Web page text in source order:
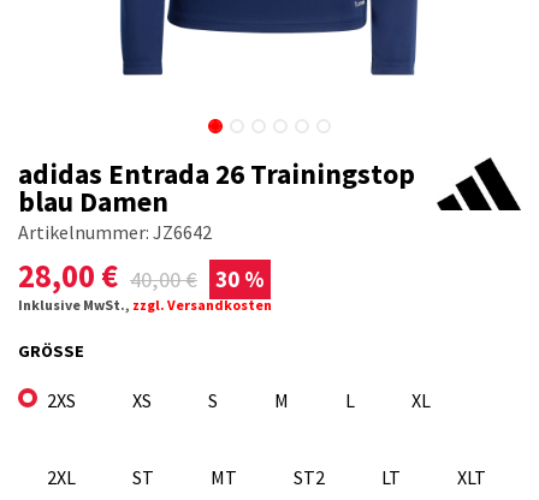
adidas Entrada 26 Trainingstop
blau Damen
Artikelnummer: JZ6642
28,00 € 40,00€ 30 %
Inklusive MwSt., zzgl. Versandkosten
GRÖSSE
2XS XS S M L XL
2XL ST MT ST2 LT XLT